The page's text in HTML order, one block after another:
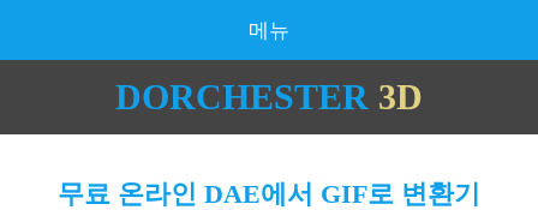
메뉴
DORCHESTER 3D
무료 온라인 DAE에서 GIF로 변환기